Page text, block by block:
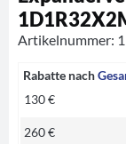
Artikelnummer:
Rabatte nach
130 €
260 €